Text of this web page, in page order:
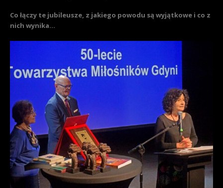
Co łączy te jubileusze, z jakiego powodu są wyjątkowe i co z
nich wynika...